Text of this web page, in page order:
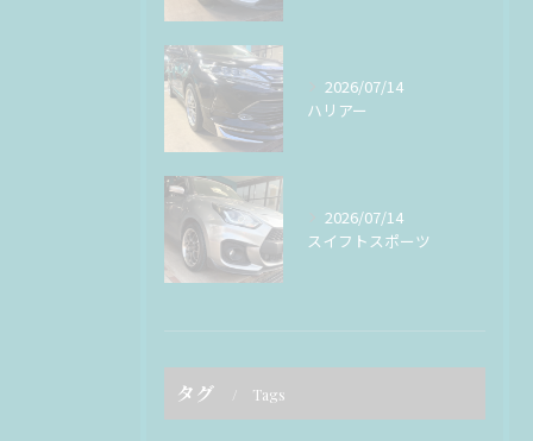
2026/07/14
ハリアー
2026/07/14
スイフトスポーツ
タグ Tags